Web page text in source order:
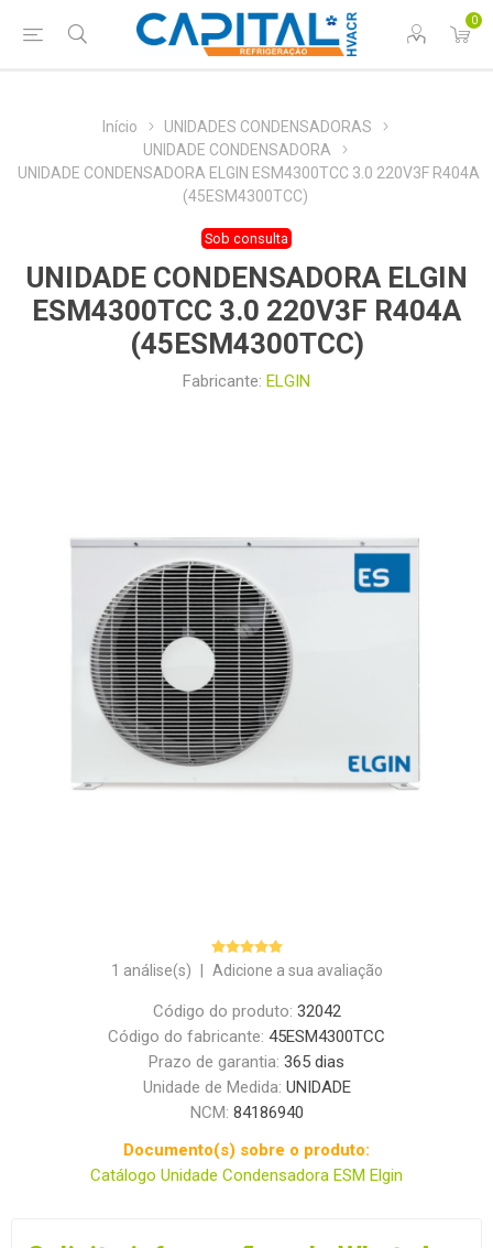
0
Início
UNIDADES CONDENSADORAS
UNIDADE CONDENSADORA
UNIDADE CONDENSADORA ELGIN ESM4300TCC 3.0 220V3F R404A
(45ESM4300TCC)
Sob consulta
UNIDADE CONDENSADORA ELGIN
ESM4300TCC 3.0 220V3F R404A
(45ESM4300TCC)
Fabricante: ELGIN
1 análise(s) Adicione a sua avaliação
Código do produto: 32042
Código do fabricante: 45ESM4300TCC
Prazo de garantia: 365 dias
Unidade de Medida: UNIDADE
NCM: 84186940
Documento(s) sobre o produto:
Catálogo Unidade Condensadora ESM Elgin